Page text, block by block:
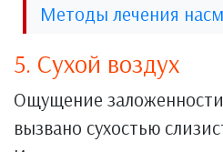
Методы лечения
5. Сухой воздух
Ощущение
вызвано сухостью